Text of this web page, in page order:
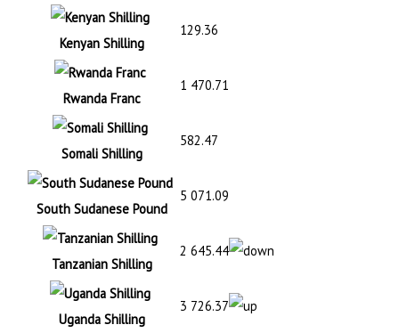
Kenyan Shilling
129.36
Rwanda Franc
1 470.71
Somali Shilling
582.47
South Sudanese Pound
5 071.09
Tanzanian Shilling
2 645.44
Uganda Shilling
3 726.37